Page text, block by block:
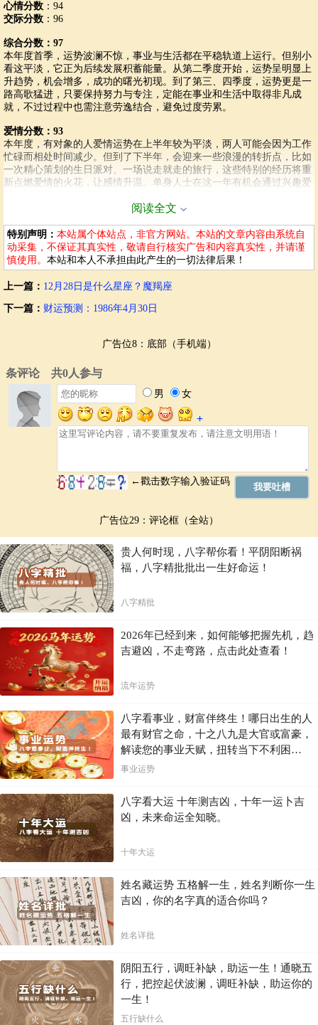
心情分数 ：94
交际分数 ：96
综合分数：97
本年度首季，运势波澜不惊，事业与生活都在平稳轨道上运行。但别小
看这平淡，它正为后续发展积蓄能量。从第二季度开始，运势呈明显上
升趋势，机会增多，成功的曙光初现。到了第三、四季度，运势更是一
路高歌猛进，只要保持努力与专注，定能在事业和生活中取得非凡成
就，不过过程中也需注意劳逸结合，避免过度劳累。
爱情分数：93
本年度，有对象的人爱情运势在上半年较为平淡，两人可能会因为工作
忙碌而相处时间减少。但到了下半年，会迎来一些浪漫的转折点，比如
一次精心策划的生日派对、一场说走就走的旅行，这些特别的经历将重
新点燃爱情的火花，让感情升温。单身人士在这一年有机会通过兴趣爱
能提升自己的艺术修养，还能在共同的兴趣活动中与他人建立深厚的情
事业分数：95
本年度，事业运势进入突破期。你一直深耕的领域迎来了重大变革，而
你凭借长期积累的专业知识和前瞻性的眼光，迅速抓住了这一机遇。主
动请缨负责具有挑战性的项目，在项目执行过程中，勇于创新，突破传
凭借坚定的信念和出色的领导能力，带领团队逐一克服。最终，项目取
本年度，财富运势充满变数，犹如坐过山车般起伏不定。年初，可能会
因冲动消费或错误投资决策，导致财务状况出现波动，资金流失。但随
着对市场的深入了解和自身理财能力的提升，年中会迎来转机，通过抓
住一些短期高收益的投资机会，或是开拓新的副业增加收入来源，成功
弥补前期损失并实现财富增长。在这起伏过程中，要时刻保持谨慎，制
定详细的财务应急预案，以应对突发状况，避免再次陷入财务困境，例
健康分数：98
本年度，健康运势面临一些挑战。工作的繁忙和生活节奏的加快，可能
导致长期处于压力状态，进而影响身心健康。心理上，容易出现焦虑、
战，要学会合理安排时间，给自己留出放松和休息的空间。可以尝试一
些减压方法，如冥想、深呼吸练习，每天抽出 15 - 20 分钟进行放松训
练，缓解心理压力。同时，调整工作和生活习惯，保证每天有 7 - 8 小
时的高质量睡眠，通过规律作息来改善身体疲劳状况。此外，适当增加
社交活动，与亲朋好友分享生活，也有助于缓解压力，改善身心健康。
声明：此文由 缘友
※ 生肖蛇的婚配宜忌
属蛇宜配
猴、牛、
鸡，为大
吉
成，足立宝地，名利双收，一生幸福。
属蛇忌配 亥猪 寅虎
子息缺少，灾厄百端，晚景不祥。
三合六合
相冲相克
1、巳蛇与申猴六合，因此最宜找个属猴的对象，此乃上上
等婚配
2、其次是与酉鸡丑牛三合，故也宜找个属鸡或属牛的，此
乃上等婚配
4、巳蛇与寅虎相刑，此乃下等婚配；有时也讲寅、巳、申
三刑，故三口人不宜构成蛇、虎、猴的格局
※ 属蛇的生肖配对表
蛇 鼠
会向外发展感情，你会因此而烦恼。
男
蛇
女
鼠
此配对是有矛盾的，因双方在恋爱时很少进行理性思考。
女
蛇
男
牛
你们可以生活在一起，但她必须隐藏她的婚外恋，否则后果将
男
女
牛
美满的婚姻，你甘愿听从她的差遗。
女 男
虎
你们的婚姻不尽人意，双方不能互相谅解和体谅，家庭难以安
阅读全文
特别声明： 本站属个体站点，非官方网站。本站的文章内容由系统自
动采集，不保证其真实性，敬请自行核实广告和内容真实性，并请谨
慎使用。 本站和本人不承担由此产生的一切法律后果！
上一篇： 12月28日是什么星座？魔羯座
下一篇： 财运预测：1986年4月30日
广告位8：底部（手机端）
广告位29：评论框（全站）
贵人何时现，八字帮你看！平阴阳断祸
福，八字精批批出一生好命运！
八字精批
2026年已经到来，如何能够把握先机，趋
吉避凶，不走弯路，点击此处查看！
流年运势
八字看事业，财富伴终生！哪日出生的人
最有财官之命，十之八九是大官或富豪，
解读您的事业天赋，扭转当下不利困
局！！
事业运势
八字看大运 十年测吉凶，十年一运卜吉
凶，未来命运全知晓。
十年大运
姓名藏运势 五格解一生，姓名判断你一生
吉凶，你的名字真的适合你吗？
姓名详批
阴阳五行，调旺补缺，助运一生！通晓五
行，把控起伏波澜，调旺补缺，助运你的
一生！
五行缺什么